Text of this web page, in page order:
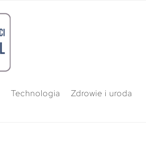
Technologia Zdrowie i uroda